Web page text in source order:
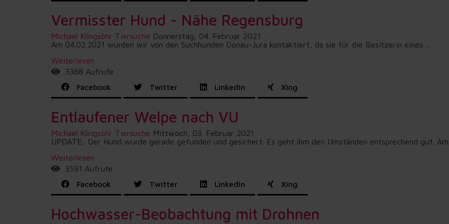
Vermisster Hund - Nähe Regensburg
Michael Klingsöhr Tiersuche Donnerstag, 04. Februar 2021
Am 04.02.2021 wurden wir von den Suchhunden Donau-Jura kontaktiert, da sie für die Besitzerin eines ...
Weiterlesen
3368 Aufrufe
Facebook
Twitter LinkedIn Xing
Entlaufener Welpe nach VU
Michael Klingsöhr Tiersuche Mittwoch, 03. Februar 2021
UPDATE: Der Hund wurde gerade gefunden und gesichert. Es geht ihm den Umständen entsprechend gut.
Weiterlesen
3591 Aufrufe
Facebook
Twitter LinkedIn Xing
Hochwasser-Beobachtung mit Drohnen